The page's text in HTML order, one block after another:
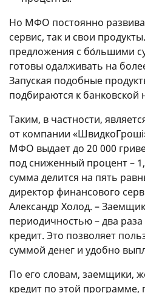
Но МФО постоянно
сервис, так и свои
предложения с бо́льшими
готовы одалживать на
Запуская подобные
подбираются к банковской
Таким, в частности,
от компании
МФО выдает до 20 000
под сниженный процент –
сумма делится на пять
директор финансового
Александр Холод. –
периодичностью – два
кредит. Это позволяет
суммой денег и удобно
По его словам, заемщики,
кредит по этой программе,